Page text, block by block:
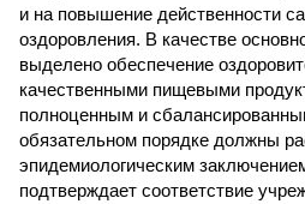
и на повышение действенности
оздоровления. В качестве
выделено обеспечение
качественными пищевыми
полноценным и
обязательном порядке должны
эпидемиологическим
подтверждает соответствие